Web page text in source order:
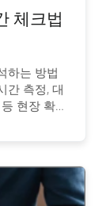
체크법
하는 방법
간 측정, 대
현장 확